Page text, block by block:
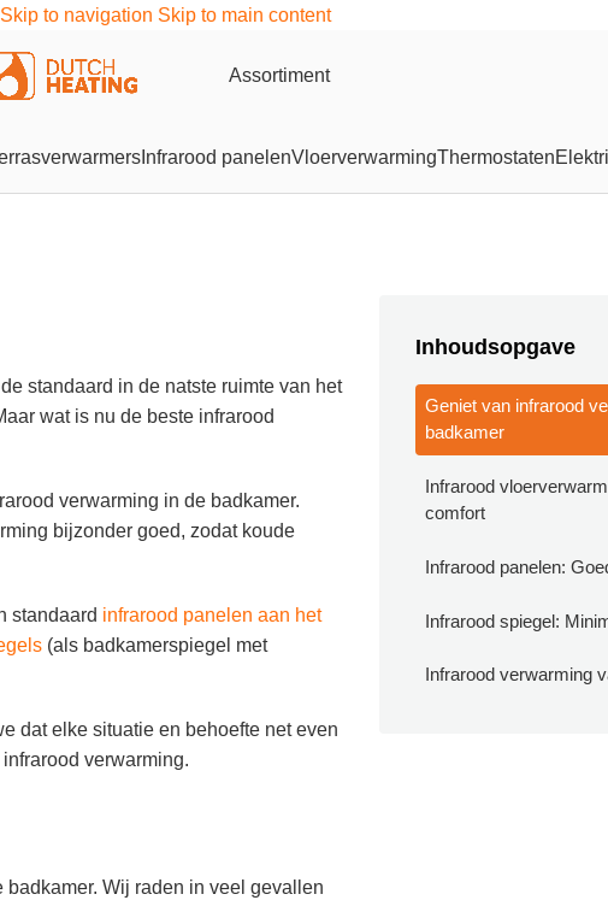
Skip to navigation Skip to main content
Assortiment
Infrarood panelenVloerverwarmingThermostaten
standaard in de natste ruimte van het
wat is nu de beste infrarood
verwarming in de badkamer.
bijzonder goed, zodat koude
standaard infrarood panelen aan het
(als badkamerspiegel met
dat elke situatie en behoefte net even
verwarming.
Wij raden in veel gevallen
Inhoudsopgave
Geniet van infrarood
badkamer
Infrarood
comfort
Infrarood panelen:
Infrarood spiegel:
Infrarood verwarming